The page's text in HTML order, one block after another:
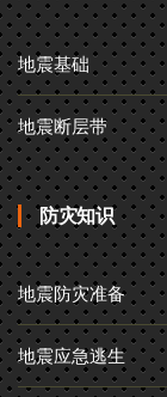
地震基础
地震断层带
防灾知识
地震防灾准备
地震应急逃生